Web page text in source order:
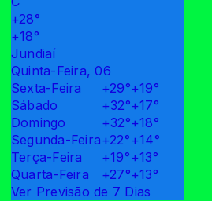
+28°
+18°
Jundiaí
Quinta-Feira, 06
Sexta-Feira
+29°+19°
Sábado
+32°+17°
Domingo
+32°+18°
Segunda-Feira+22°+14°
Terça-Feira
+19°+13°
Quarta-Feira
+27°+13°
Ver Previsão de 7 Dias